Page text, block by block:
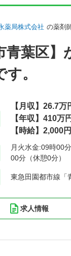
薬局株式会社 の薬剤
青葉区
す。
【月収】26.7
【年収】410万
【時給】2,000
月火水金:09時00
00分（休憩0分）
東急田園都市線「
求人情報